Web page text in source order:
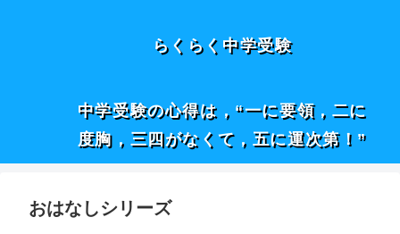
らくらく中学受験
中学受験の心得は，“一に要領，二に
度胸，三四がなくて，五に運次第！”
おはなしシリーズ